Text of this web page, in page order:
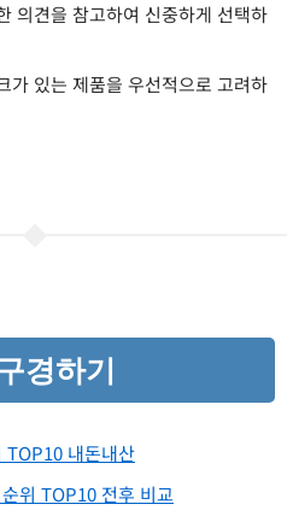
의견을 참고하여 신중하게 선택하
가 있는 제품을 우선적으로 고려하
경하기
TOP10 내돈내산
위 TOP10 전후 비교